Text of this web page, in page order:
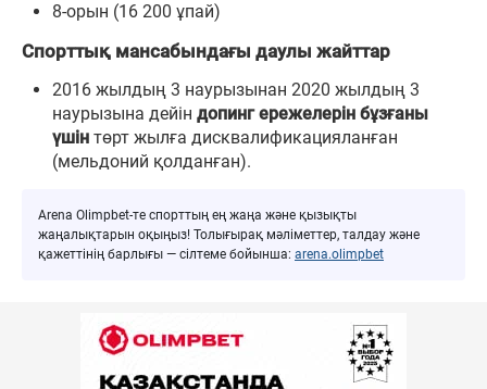
8-орын (16 200 ұпай)
Спорттық мансабындағы даулы жайттар
2016 жылдың 3 наурызынан 2020 жылдың 3
наурызына дейін допинг ережелерін бұзғаны
үшін төрт жылға дисквалификацияланған
(мельдоний қолданған).
Arena Olimpbet-те спорттың ең жаңа және қызықты
жаңалықтарын оқыңыз! Толығырақ мәліметтер, талдау және
қажеттінің барлығы — сілтеме бойынша: arena.olimpbet